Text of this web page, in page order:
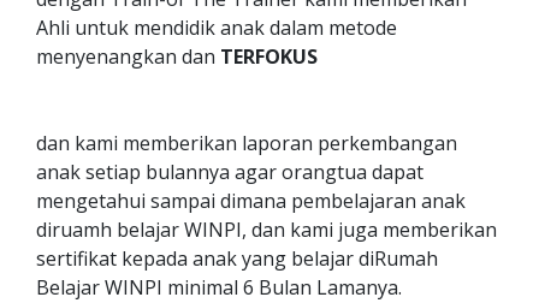
Ahli untuk mendidik anak dalam metode
menyenangkan dan TERFOKUS
dan kami memberikan laporan perkembangan
anak setiap bulannya agar orangtua dapat
mengetahui sampai dimana pembelajaran anak
diruamh belajar WINPI, dan kami juga memberikan
sertifikat kepada anak yang belajar diRumah
Belajar WINPI minimal 6 Bulan Lamanya.